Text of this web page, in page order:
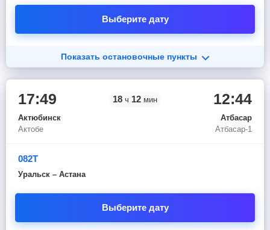
Выберите дату
Показать остановочные пункты
17:49
Актюбинск
Актобе
18 ч 12 мин 12:44
Атбасар
Атбасар-1
082Т
Уральск – Астана
Выберите дату